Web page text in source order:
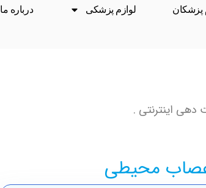
پزشکان لوازم پزشکی درباره ما
دهی اینترنتی .
محیطی